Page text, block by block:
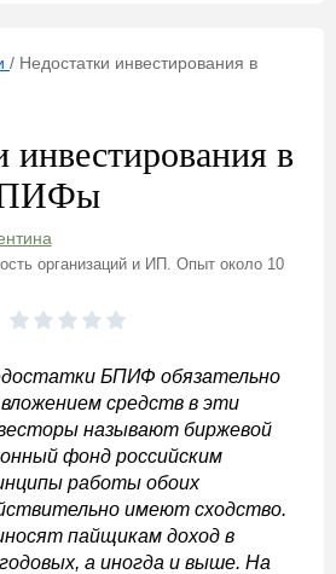
/ Недостатки инвестирования в
инвестирования в
ПИФы
организаций и ИП. Опыт около 10
БПИФ обязательно
средств в эти
называют биржевой
фонд российским
работы обоих
имеют сходство.
пайщикам доход в
а иногда и выше. На